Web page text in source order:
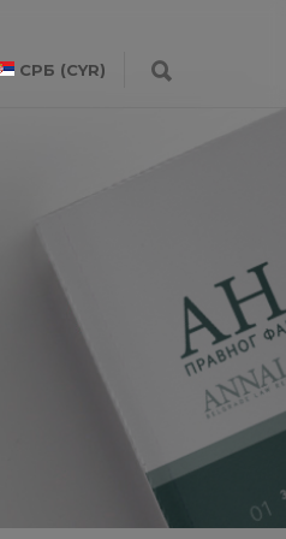
СРБ (CYR)